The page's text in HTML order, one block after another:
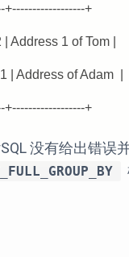
+------------------+
Address 1 of Tom |
| Address of Adam |
+------------------+
没有给出错误